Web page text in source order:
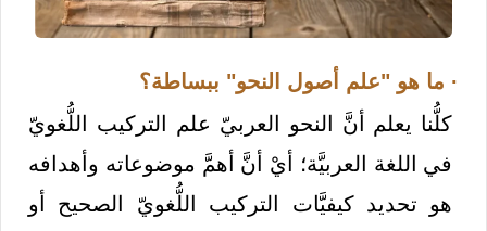
· ما هو "علم أصول النحو" ببساطة؟
كلُّنا يعلم أنَّ النحو العربيّ علم التركيب اللُّغويّ
في اللغة العربيَّة؛ أيْ أنَّ أهمَّ موضوعاته وأهدافه
هو تحديد كيفيَّات التركيب اللُّغويّ الصحيح أو